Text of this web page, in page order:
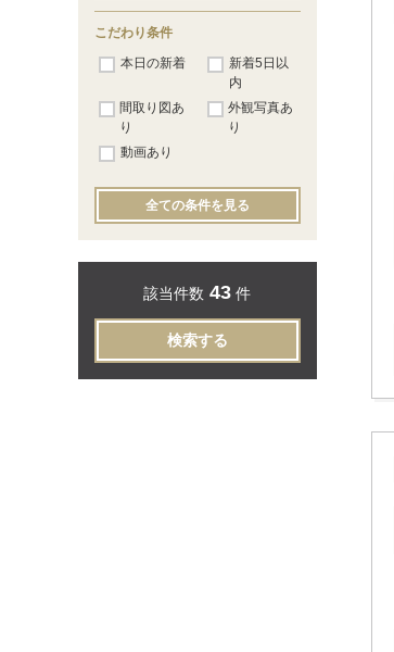
こだわり条件
本日の新着
新着5日以
内
間取り図あ
り
外観写真あ
り
動画あり
全ての条件を見る
該当件数 43 件
検索する